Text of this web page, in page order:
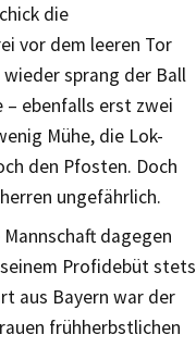
die
vor dem leeren Tor
sprang der Ball
– ebenfalls erst zwei
Mühe, die Lok-
den Pfosten. Doch
ungefährlich.
dagegen
Profidebüt stets
aus Bayern war der
frühherbstlichen